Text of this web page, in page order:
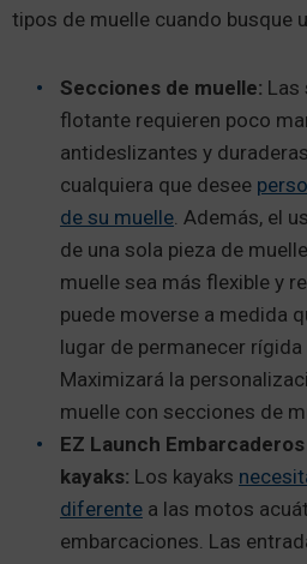
tipos de muelle cuando busque
Secciones de muelle: Las
flotante requieren poco
antideslizantes y
cualquiera que desee
de su muelle. Además, el
de una sola pieza de
muelle sea más flexible y
puede moverse a medida
lugar de permanecer rígida
Maximizará la
muelle con secciones de
EZ Launch
kayaks: Los kayaks
diferente a las motos
embarcaciones. Las